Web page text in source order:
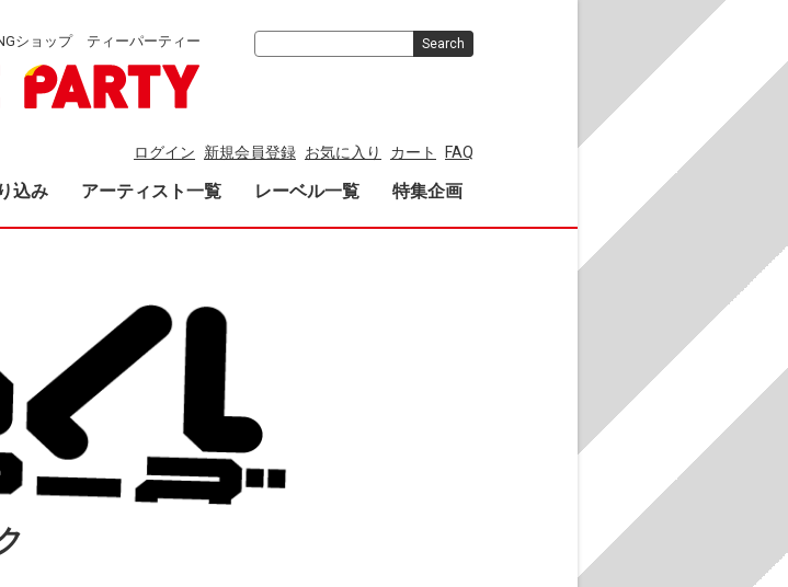
ショップ ティーパーティー
ログイン 新規会員登録 お気に入り カート FAQ
込み アーティスト一覧 レーベル一覧 特集企画
Search